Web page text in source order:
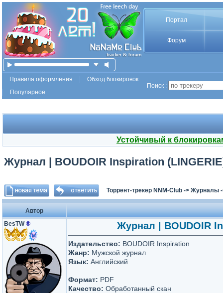
Портал
Форум
Правила оформления
Обход блокировок
Популярное
Поиск :
Устойчивый к
Журнал | BOUDOIR Inspiration
Торрент-трекер NNM-Club -> Журналы
Автор
BesTW® Журнал | BOUDOIR
Издательство: BOUDOIR Inspiration
Жанр: Мужской журнал
Язык: Английский
Формат: PDF
Качество: Обработанный скан